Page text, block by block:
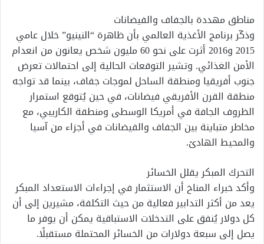
مناطق مهددة بالجفاف والفيضانات
وذكّر برنامج الأغذية العالمي بأن ظاهرة “النينيو” خلال عامي
2015 و2016 أثرت على نحو 60 مليون شخص يعانون من انعدام
الأمن الغذائي. وتشير التوقعات الحالية إلى احتمالات تعرض
جنوب أفريقيا ومنطقة الساحل لموجات جفاف، بينما قد تواجه
منطقة القرن الأفريقي فيضانات، في حين يُتوقع استمرار
الظروف الجافة في أمريكا الوسطى ومنطقة الكاريبي، مع
مخاطر متباينة بين الجفاف والفيضانات في أجزاء من آسيا
والمحيط الهادئ.
التحرك المبكر يقلل الخسائر
وأكد خبراء المناخ أن الاستثمار في إجراءات الاستعداد المبكر
يعد من أكثر التدابير فعالية من حيث التكلفة، مشيرين إلى أن
كل دولار يُنفق على التدخلات الاستباقية يمكن أن يوفر ما
يصل إلى سبعة دولارات من الخسائر المحتملة مستقبلًا.